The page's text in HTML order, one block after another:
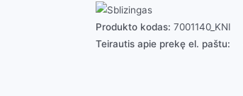
replės
7001
(Knipex)
Produkto kodas: 7001140_KNI
Teirautis apie prekę el. paštu: